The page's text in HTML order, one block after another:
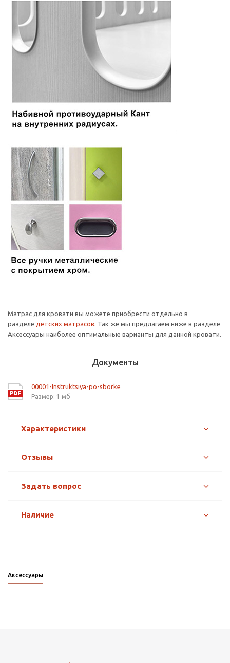
Матрас для кровати вы можете приобрести отдельно в
разделе детских матрасов. Так же мы предлагаем ниже в разделе
Аксессуары наиболее оптимальные варианты для данной кровати.
Документы
00001-Instruktsiya-po-sborke
Размер: 1 мб
Характеристики
Отзывы
Задать вопрос
Наличие
Аксессуары